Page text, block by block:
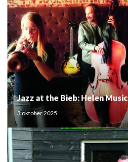
Jazz at the Bieb: Helen Music
3 oktober 2025